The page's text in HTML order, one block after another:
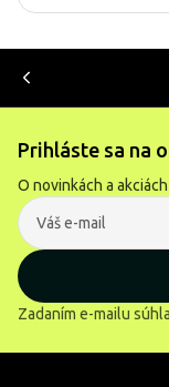
Prihláste sa na
O novinkách a
Zadaním e-mailu